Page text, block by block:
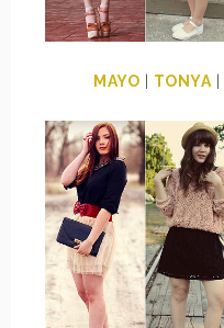
MAYO TONYA|